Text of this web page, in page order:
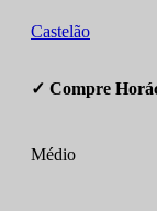
Castelão
✓ Compre
Médio